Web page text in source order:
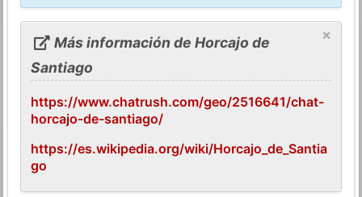
×
Más información de Horcajo de
Santiago
https://www.chatrush.com/geo/2516641/chat-
horcajo-de-santiago/
https://es.wikipedia.org/wiki/Horcajo_de_Santia
go